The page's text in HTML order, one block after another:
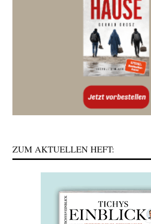
ZUM AKTUELLEN HEFT: